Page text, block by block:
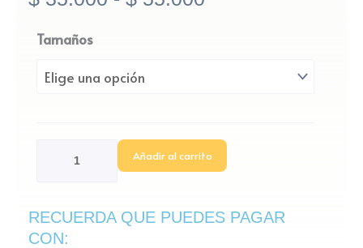
$ 55.000
Tamaños
Bonsai
cantidad
Añadir al carrito
RECUERDA QUE PUEDES PAGAR
CON: